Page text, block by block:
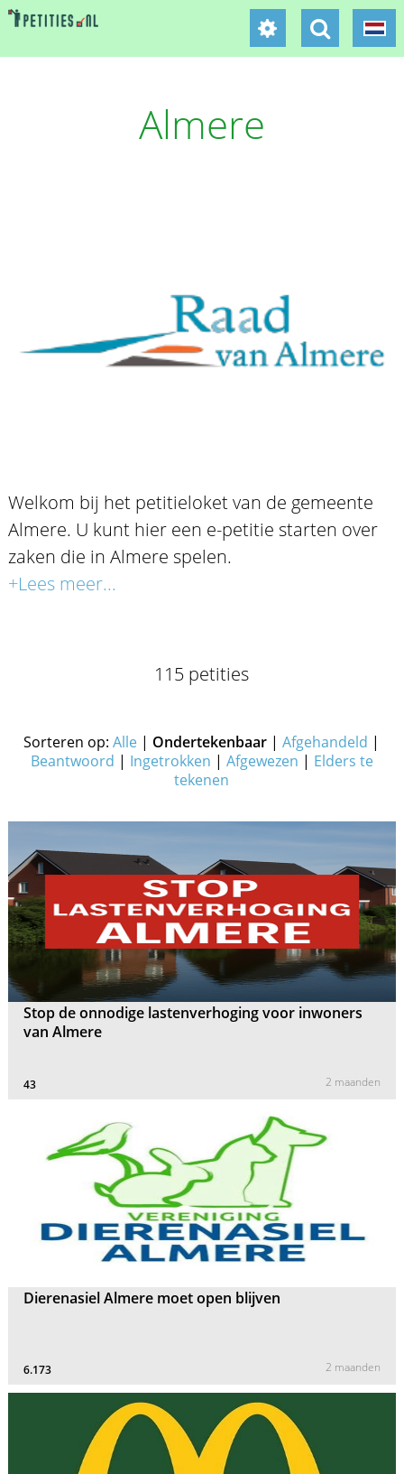
Almere
Welkom bij het petitieloket van de gemeente
Almere. U kunt hier een e-petitie starten over
zaken die in Almere spelen.
+Lees meer...
115 petities
Sorteren op:Alle | Ondertekenbaar |Afgehandeld |
Beantwoord | Ingetrokken | Afgewezen | Elders te
tekenen
Stop de onnodige lastenverhoging voor inwoners
van Almere
43 2 maanden
Dierenasiel Almere moet open blijven
6.173 2 maanden